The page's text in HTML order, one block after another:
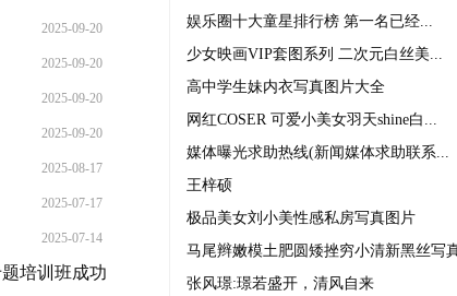
2025-09-20
2025-09-20
2025-09-20
2025-09-20
2025-08-17
2025-07-17
2025-07-14
培训班成功
娱乐圈十大童星排行榜 第一名已经...
少女映画VIP套图系列 二次元白丝美...
高中学生妹内衣写真图片大全
网红COSER 可爱小美女羽天shine白...
媒体曝光求助热线(新闻媒体求助联系...
王梓硕
极品美女刘小美性感私房写真图片
马尾辫嫩模土肥圆矮挫穷小清新黑丝写
张风璟:璟若盛开，清风自来